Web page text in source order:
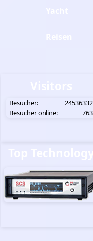
Besucher:
24536332
Besucher online:
763